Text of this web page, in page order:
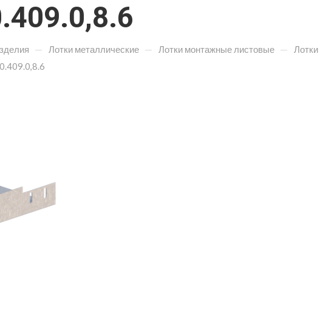
— Лотки металлические — Лотки монтажные листовые —